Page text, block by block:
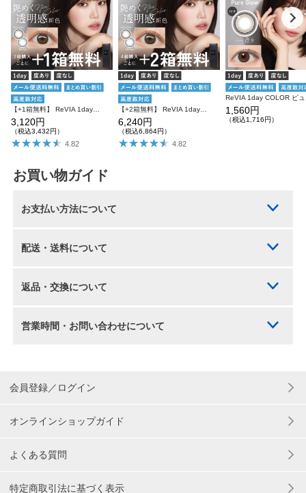
3,120円
（税込3,432円）
4.82
6,240円
（税込6,864円）
4.82
1,560円
（税込1,716円）
お買い物ガイド
お支払い方法について
配送・送料について
返品・交換について
営業時間・お問い合わせについて
会員登録／ログイン
オンラインショップガイド
よくある質問
特定商取引法に基づく表示